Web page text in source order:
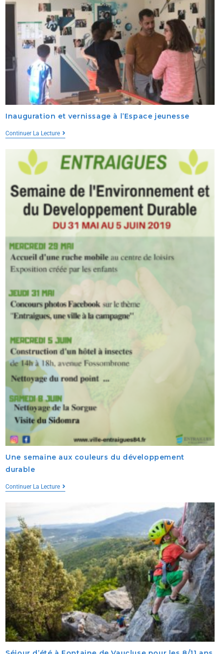
Inauguration et vernissage à l’Espace jeunesse
Continuer La Lecture
Une semaine aux couleurs du développement
durable
Continuer La Lecture